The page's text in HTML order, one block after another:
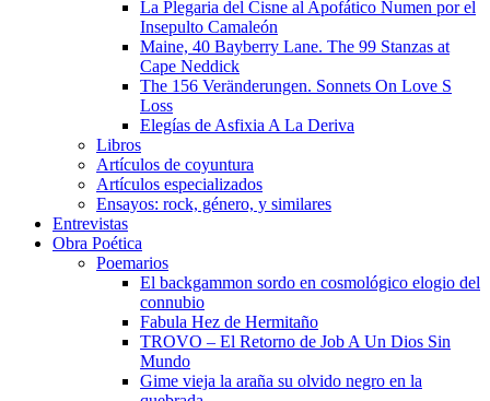
La Plegaria del Cisne al Apofático Numen por el
Insepulto Camaleón
Maine, 40 Bayberry Lane. The 99 Stanzas at
Cape Neddick
The 156 Veränderungen. Sonnets On Love S
Loss
Elegías de Asfixia A La Deriva
Libros
Artículos de coyuntura
Artículos especializados
Ensayos: rock, género, y similares
Entrevistas
Obra Poética
Poemarios
El backgammon sordo en cosmológico elogio del
connubio
Fabula Hez de Hermitaño
TROVO – El Retorno de Job A Un Dios Sin
Mundo
Gime vieja la araña su olvido negro en la